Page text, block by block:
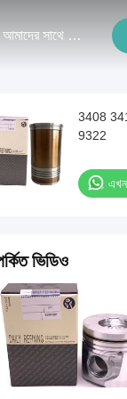
আমাদের সাথে যোগাযোগ
3408 3412 3406
9322
ভিডিও